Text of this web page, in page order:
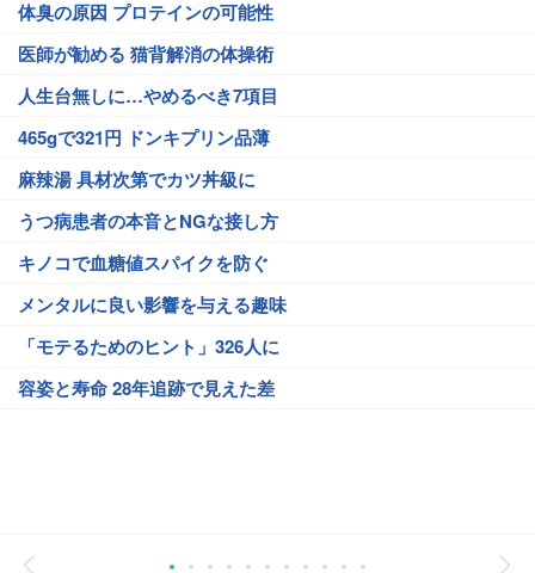
体臭の原因 プロテインの可能性
医師が勧める 猫背解消の体操術
人生台無しに…やめるべき7項目
465gで321円 ドンキプリン品薄
麻辣湯 具材次第でカツ丼級に
うつ病患者の本音とNGな接し方
キノコで血糖値スパイクを防ぐ
メンタルに良い影響を与える趣味
「モテるためのヒント」326人に
容姿と寿命 28年追跡で見えた差